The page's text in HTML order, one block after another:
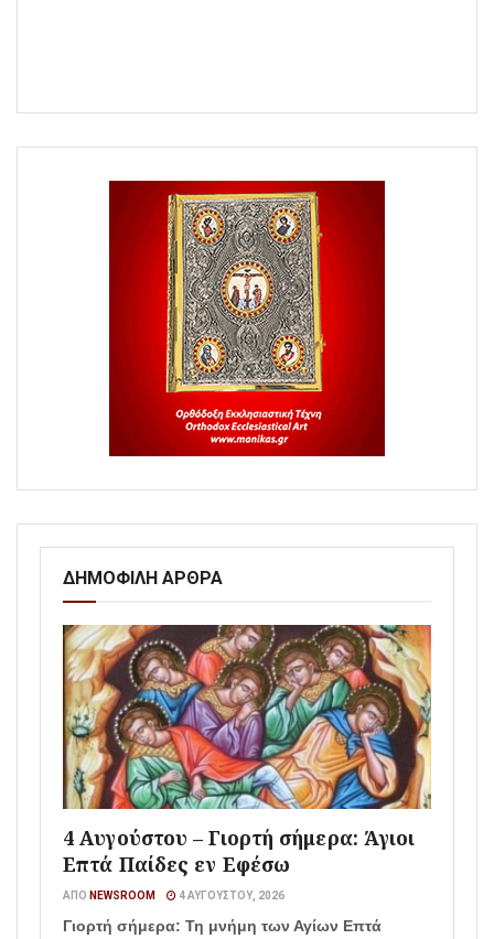
ΔΗΜΟΦΙΛΗ ΑΡΘΡΑ
4 Αυγούστου – Γιορτή σήμερα: Άγιοι
Επτά Παίδες εν Εφέσω
ΑΠΌ NEWSROOM 4 ΑΥΓΟΎΣΤΟΥ, 2026
Γιορτή σήμερα: Τη μνήμη των Αγίων Επτά